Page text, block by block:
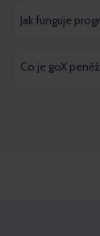
Jak funguje
Co je goX